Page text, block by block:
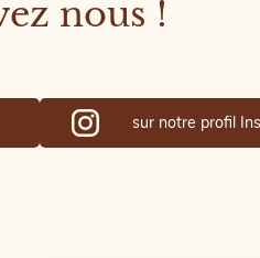
nous !
sur notre profil